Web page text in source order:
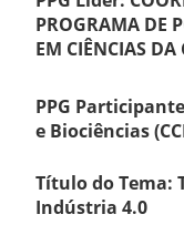
PROGRAMA DE
EM CIÊNCIAS
PPG
e Biociências
Título do Tema:
Indústria 4.0